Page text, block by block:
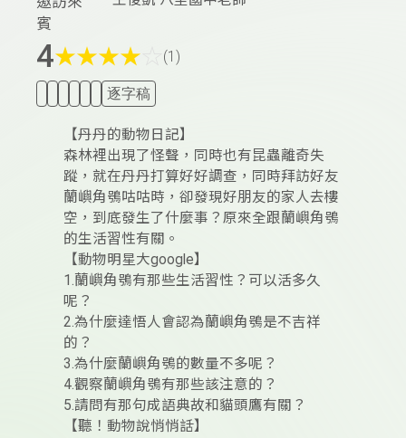
賓
4★★★★ (1)
逐字稿
【丹丹的動物日記】
森林裡出現了怪聲，同時也有昆蟲離奇失
蹤，就在丹丹打算好好調查，同時拜訪好友
蘭嶼角鴞咕咕時，卻發現好朋友的家人去樓
空，到底發生了什麼事？原來全跟蘭嶼角鴞
的生活習性有關。
【動物明星大google】
1.蘭嶼角鴞有那些生活習性？可以活多久
呢？
2.為什麼達悟人會認為蘭嶼角鴞是不吉祥
的？
3.為什麼蘭嶼角鴞的數量不多呢？
4.觀察蘭嶼角鴞有那些該注意的？
5.請問有那句成語典故和貓頭鷹有關？
【聽！動物說悄悄話】